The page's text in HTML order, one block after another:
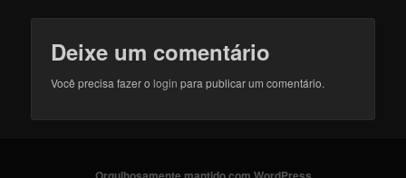
Deixe um comentário
Você precisa fazer ologin para publicar um comentário.